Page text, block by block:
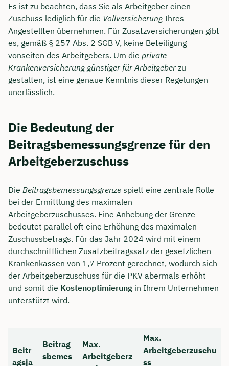
Es ist zu beachten, dass Sie als Arbeitgeber einen
Zuschuss lediglich für die VollversicherungIhres
Angestellten übernehmen. Für Zusatzversicherungen gibt
es, gemäß § 257 Abs. 2 SGB V, keine Beteiligung
vonseiten des Arbeitgebers. Um die private
Krankenversicherung günstiger für Arbeitgeber zu
gestalten, ist eine genaue Kenntnis dieser Regelungen
unerlässlich.
Die Bedeutung der
Beitragsbemessungsgrenze für den
Arbeitgeberzuschuss
Die Beitragsbemessungsgrenze spielt eine zentrale Rolle
bei der Ermittlung des maximalen
Arbeitgeberzuschusses. Eine Anhebung der Grenze
bedeutet parallel oft eine Erhöhung des maximalen
Zuschussbetrags. Für das Jahr 2024 wird mit einem
durchschnittlichen Zusatzbeitragssatz der gesetzlichen
Krankenkassen von 1,7 Prozent gerechnet, wodurch sich
der Arbeitgeberzuschuss für die PKV abermals erhöht
und somit die Kostenoptimierung in Ihrem Unternehmen
unterstützt wird.
Beitr
agsja
Beitrag
sbemes
Max.
Arbeitgeberz
Max.
Arbeitgeberzuschu
ss
Jetzt persönliches
Christian Bulik sichern 🤝
Wir beraten dich Montag bis Freitag von 8 bis